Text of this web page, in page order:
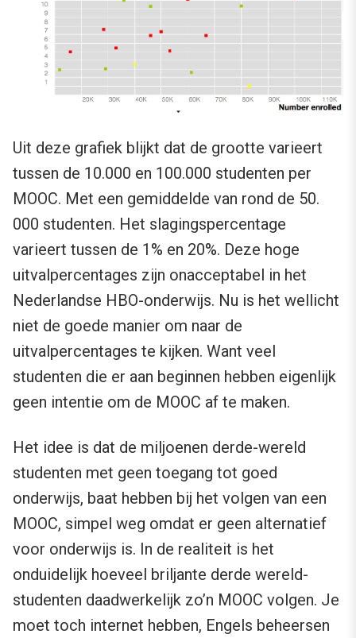
Uit deze grafiek blijkt dat de grootte varieert
tussen de 10.000 en 100.000 studenten per
MOOC. Met een gemiddelde van rond de 50.
000 studenten. Het slagingspercentage
varieert tussen de 1% en 20%. Deze hoge
uitvalpercentages zijn onacceptabel in het
Nederlandse HBO-onderwijs. Nu is het wellicht
niet de goede manier om naar de
uitvalpercentages te kijken. Want veel
studenten die er aan beginnen hebben eigenlijk
geen intentie om de MOOC af te maken.
Het idee is dat de miljoenen derde-wereld
studenten met geen toegang tot goed
onderwijs, baat hebben bij het volgen van een
MOOC, simpel weg omdat er geen alternatief
voor onderwijs is. In de realiteit is het
onduidelijk hoeveel briljante derde wereld-
studenten daadwerkelijk zo’n MOOC volgen. Je
moet toch internet hebben, Engels beheersen